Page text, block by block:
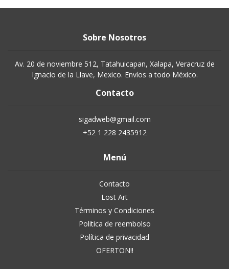
Sobre Nosotros
Av. 20 de noviembre 512, Tatahuicapan, Xalapa, Veracruz de
Ignacio de la Llave, Mexico. Envíos a todo México.
Contacto
sigadweb@gmail.com
+52 1 228 2435912
Menú
Contacto
Lost Art
Términos y Condiciones
Politica de reembolso
Política de privacidad
OFERTON!!